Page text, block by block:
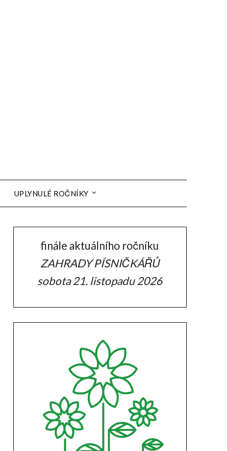
UPLYNULÉ ROČNÍKY
finále aktuálního ročníku
ZAHRADY PÍSNIČKÁŘŮ
sobota 21. listopadu 2026